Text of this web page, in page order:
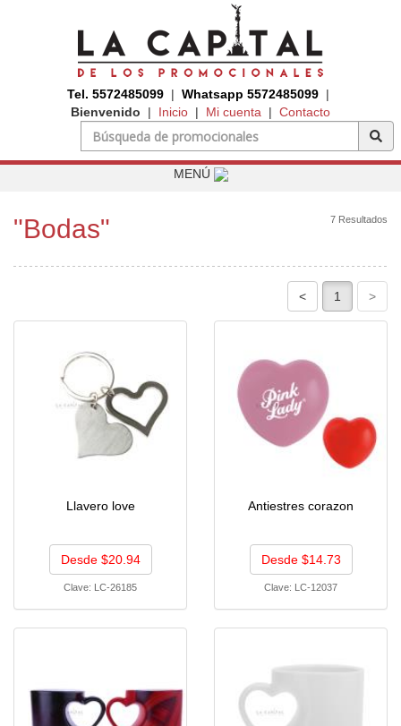
Tel. 5572485099 |Whatsapp 5572485099 |
Bienvenido | Inicio| Mi cuenta | Contacto
MENÚ
"Bodas" 7 Resultados
Llavero love
Desde $20.94
Clave: LC-26185
Antiestres corazon
Desde $14.73
Clave: LC-12037